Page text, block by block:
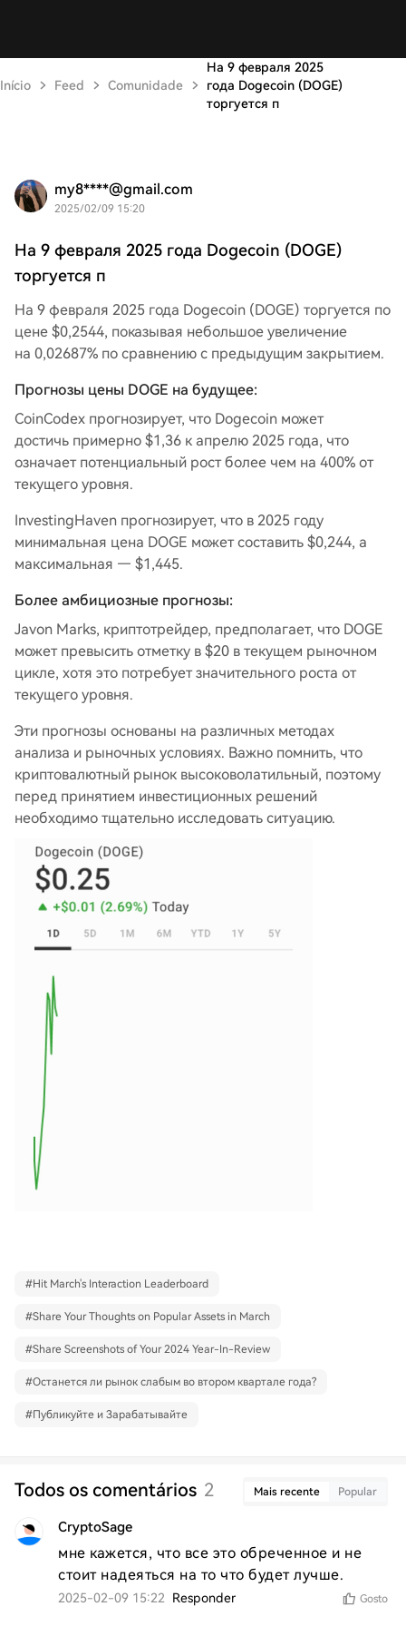
Início Feed Comunidade
На 9 февраля 2025
года Dogecoin (DOGE)
торгуется п
my8****@gmail.com
2025/02/09 15:20
На 9 февраля 2025 года Dogecoin (DOGE)
торгуется п
На 9 февраля 2025 года Dogecoin (DOGE) торгуется по
цене $0,2544, показывая небольшое увеличение
на 0,02687% по сравнению с предыдущим закрытием.
Прогнозы цены DOGE на будущее:
CoinCodex прогнозирует, что Dogecoin может
достичь примерно $1,36 к апрелю 2025 года, что
означает потенциальный рост более чем на 400% от
текущего уровня.
InvestingHaven прогнозирует, что в 2025 году
минимальная цена DOGE может составить $0,244, а
максимальная — $1,445.
Более амбициозные прогнозы:
Javon Marks, криптотрейдер, предполагает, что DOGE
может превысить отметку в $20 в текущем рыночном
цикле, хотя это потребует значительного роста от
текущего уровня.
Эти прогнозы основаны на различных методах
анализа и рыночных условиях. Важно помнить, что
криптовалютный рынок высоковолатильный, поэтому
перед принятием инвестиционных решений
необходимо тщательно исследовать ситуацию.
#Hit March's Interaction Leaderboard
#Share Your Thoughts on Popular Assets in March
#Share Screenshots of Your 2024 Year-In-Review
#Останется ли рынок слабым во втором квартале года?
#Публикуйте и Зарабатывайте
Todos os comentários 2 Mais recente Popular
CryptoSage
мне кажется, что все это обреченное и не
стоит надеяться на то что будет лучше.
2025-02-09 15:22 Responder Gosto